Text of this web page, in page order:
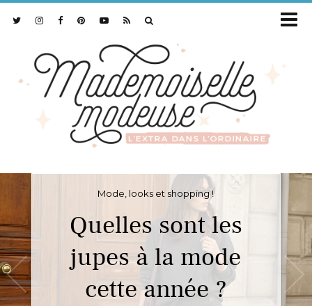
Mode, looks et shopping !
Quelles sont les
jupes à la mode
cette année ?